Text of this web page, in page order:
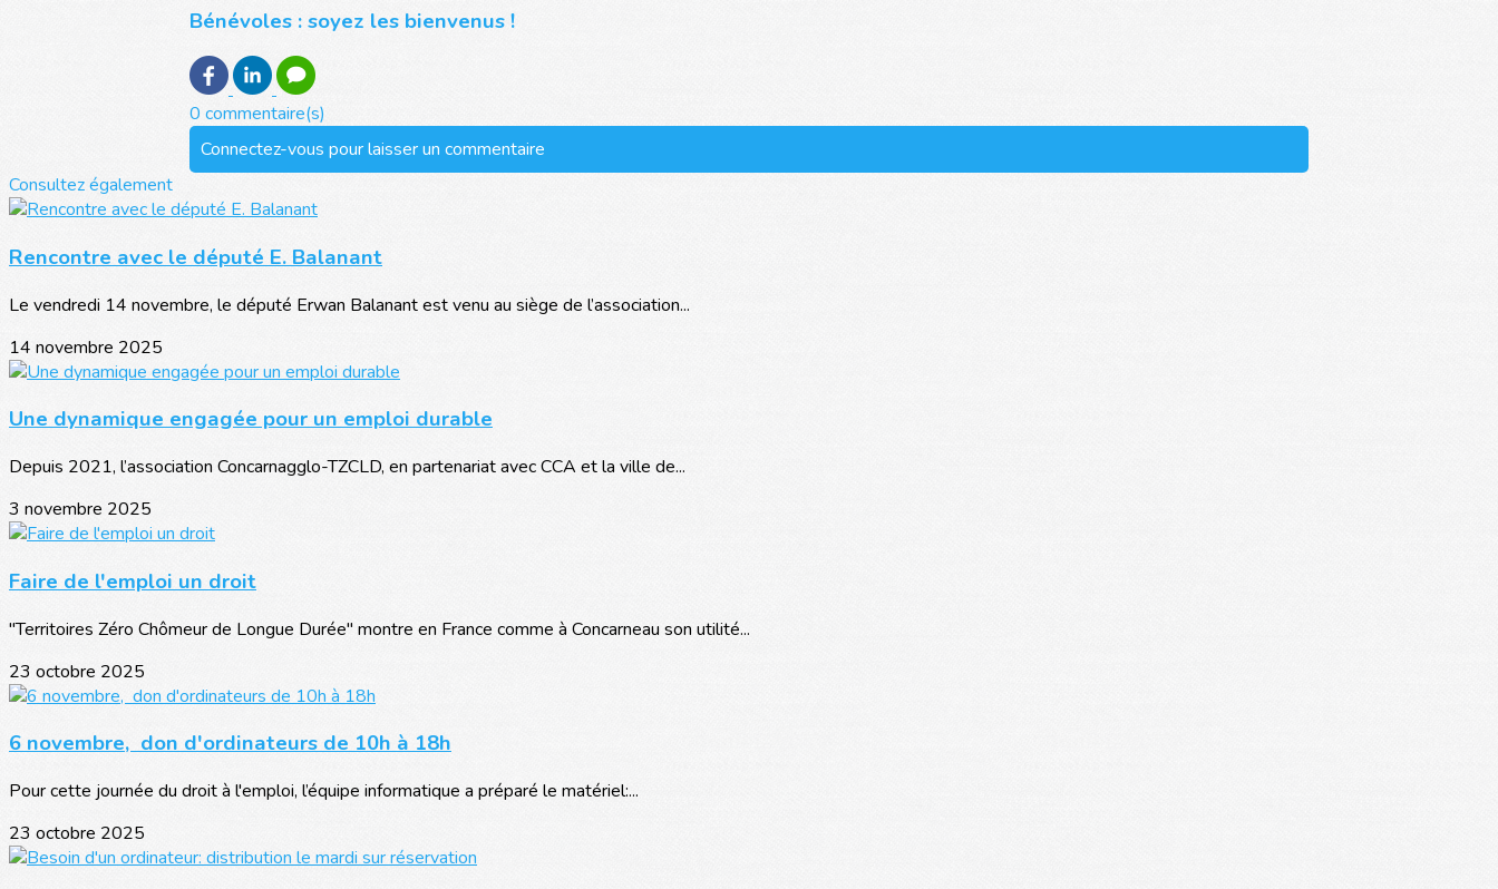
Bénévoles : soyez les bienvenus !
0 commentaire(s)
Connectez-vous pour laisser un commentaire
Consultez également
Rencontre avec le député E. Balanant
Le vendredi 14 novembre, le député Erwan Balanant est venu au siège de l’association...
14 novembre 2025
Une dynamique engagée pour un emploi durable
Depuis 2021, l’association Concarnagglo-TZCLD, en partenariat avec CCA et la ville de...
3 novembre 2025
Faire de l'emploi un droit
"Territoires Zéro Chômeur de Longue Durée" montre en France comme à Concarneau son utilité...
23 octobre 2025
6 novembre, don d'ordinateurs de 10h à 18h
Pour cette journée du droit à l'emploi, l’équipe informatique a préparé le matériel:...
23 octobre 2025